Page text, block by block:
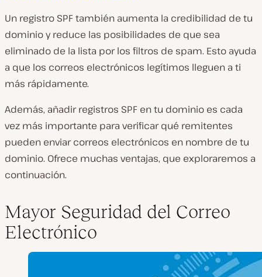
Un registro SPF también aumenta la credibilidad de tu
dominio y reduce las posibilidades de que sea
eliminado de la lista por los filtros de spam. Esto ayuda
a que los correos electrónicos legítimos lleguen a ti
más rápidamente.
Además, añadir registros SPF en tu dominio es cada
vez más importante para verificar qué remitentes
pueden enviar correos electrónicos en nombre de tu
dominio. Ofrece muchas ventajas, que exploraremos a
continuación.
Mayor Seguridad del Correo
Electrónico